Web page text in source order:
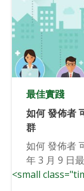
最佳實踐
如何 發佈者
群
如何 發佈者
年 3 月 9 日
<small